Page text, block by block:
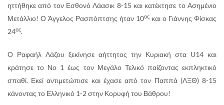
ηττήθηκε από τον Εσθονό Λάασικ 8-15 και κατέκτησε το Ασημένιο
Μετάλλιο! Ο Άγγελος Ρασπόπτσης ήταν 10ος και ο Γιάννης Φίσκας
24ος.
Ο Ραφαήλ Λάζου ξεκίνησε αήττητος την Κυριακή στα U14 και
κράτησε το Νο 1 έως τον Μεγάλο Τελικό παίζοντας εκπληκτικό
σπαθί. Εκεί αντιμετώπισε και έχασε από τον Παππά (ΛΞΘ) 8-15
κάνοντας το Ελληνικό 1-2 στην Κορυφή του Βάθρου!